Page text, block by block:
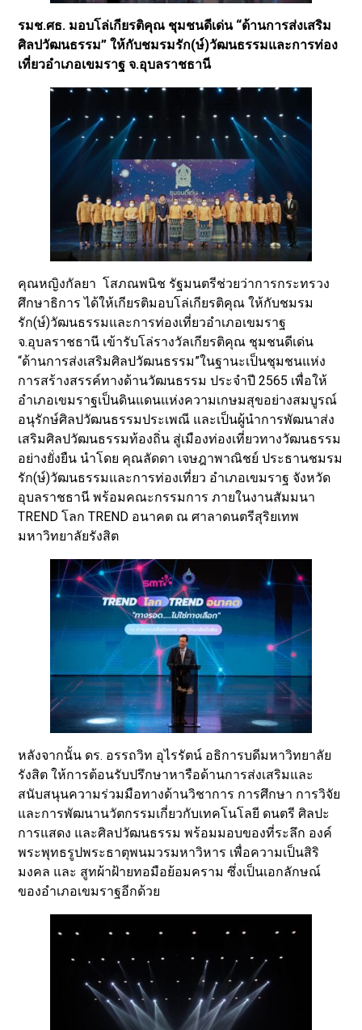
รมช.ศธ. มอบโล่เกียรติคุณ ชุมชนดีเด่น “ด้านการส่งเสริม
ศิลปวัฒนธรรม” ให้กับชมรมรัก(ษ์)วัฒนธรรมและการท่อง
เที่ยวอำเภอเขมราฐ จ.อุบลราชธานี
คุณหญิงกัลยา โสภณพนิช รัฐมนตรีช่วยว่าการกระทรวง
ศึกษาธิการ ได้ให้เกียรติมอบโล่เกียรติคุณ ให้กับชมรม
รัก(ษ์)วัฒนธรรมและการท่องเที่ยวอำเภอเขมราฐ
จ.อุบลราชธานี เข้ารับโล่รางวัลเกียรติคุณ ชุมชนดีเด่น
“ด้านการส่งเสริมศิลปวัฒนธรรม”ในฐานะเป็นชุมชนแห่ง
การสร้างสรรค์ทางด้านวัฒนธรรม ประจำปี 2565 เพื่อให้
อำเภอเขมราฐเป็นดินแดนแห่งความเกษมสุขอย่างสมบูรณ์
อนุรักษ์ศิลปวัฒนธรรมประเพณี และเป็นผู้นำการพัฒนาส่ง
เสริมศิลปวัฒนธรรมท้องถิ่น สู่เมืองท่องเที่ยวทางวัฒนธรรม
อย่างยั่งยืน นำโดย คุณลัดดา เจษฎาพาณิชย์ ประธานชมรม
รัก(ษ์)วัฒนธรรมและการท่องเที่ยว อำเภอเขมราฐ จังหวัด
อุบลราชธานี พร้อมคณะกรรมการ ภายในงานสัมมนา
TREND โลก TREND อนาคต ณ ศาลาดนตรีสุริยเทพ
มหาวิทยาลัยรังสิต
หลังจากนั้น ดร. อรรถวิท อุไรรัตน์ อธิการบดีมหาวิทยาลัย
รังสิต ให้การต้อนรับปรึกษาหารือด้านการส่งเสริมและ
สนับสนุนความร่วมมือทางด้านวิชาการ การศึกษา การวิจัย
และการพัฒนานวัตกรรมเกี่ยวกับเทคโนโลยี ดนตรี ศิลปะ
การแสดง และศิลปวัฒนธรรม พร้อมมอบของที่ระลึก องค์
พระพุทธรูปพระธาตุพนมวรมหาวิหาร เพื่อความเป็นสิริ
มงคล และ สูทผ้าฝ้ายทอมือย้อมคราม ซึ่งเป็นเอกลักษณ์
ของอำเภอเขมราฐอีกด้วย